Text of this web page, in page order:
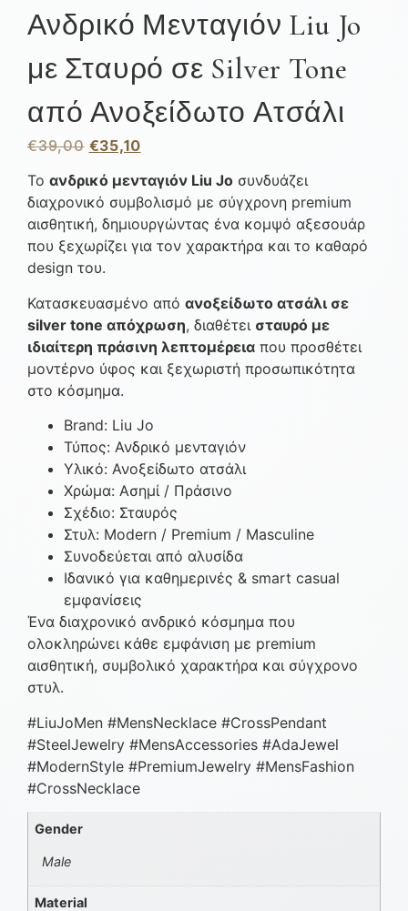
Ανδρικό Μενταγιόν Liu Jo
με Σταυρό σε Silver Tone
από Ανοξείδωτο Ατσάλι
€39,00 €35,10
Το ανδρικό μενταγιόν Liu Jo συνδυάζει
διαχρονικό συμβολισμό με σύγχρονη premium
αισθητική, δημιουργώντας ένα κομψό αξεσουάρ
που ξεχωρίζει για τον χαρακτήρα και το καθαρό
design του.
Κατασκευασμένο από ανοξείδωτο ατσάλι σε
silver tone απόχρωση, διαθέτει σταυρό με
ιδιαίτερη πράσινη λεπτομέρεια που προσθέτει
μοντέρνο ύφος και ξεχωριστή προσωπικότητα
στο κόσμημα.
Brand: Liu Jo
Τύπος: Ανδρικό μενταγιόν
Υλικό: Ανοξείδωτο ατσάλι
Χρώμα: Ασημί / Πράσινο
Σχέδιο: Σταυρός
Στυλ: Modern / Premium / Masculine
Συνοδεύεται από αλυσίδα
Ιδανικό για καθημερινές & smart casual
εμφανίσεις
Ένα διαχρονικό ανδρικό κόσμημα που
ολοκληρώνει κάθε εμφάνιση με premium
αισθητική, συμβολικό χαρακτήρα και σύγχρονο
στυλ.
#LiuJoMen #MensNecklace #CrossPendant
#SteelJewelry #MensAccessories #AdaJewel
#ModernStyle #PremiumJewelry #MensFashion
#CrossNecklace
Gender
Male
Material